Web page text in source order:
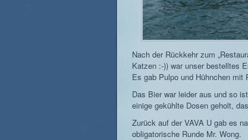
Nach der Rückkehr zum
Katzen :-)) war unser bestelltes
Es gab Pulpo und Hühnchen mit
Das Bier war leider aus und so
einige gekühlte Dosen geholt,
Zurück auf der VAVA U gab es
obligatorische Runde Mr. Wong.